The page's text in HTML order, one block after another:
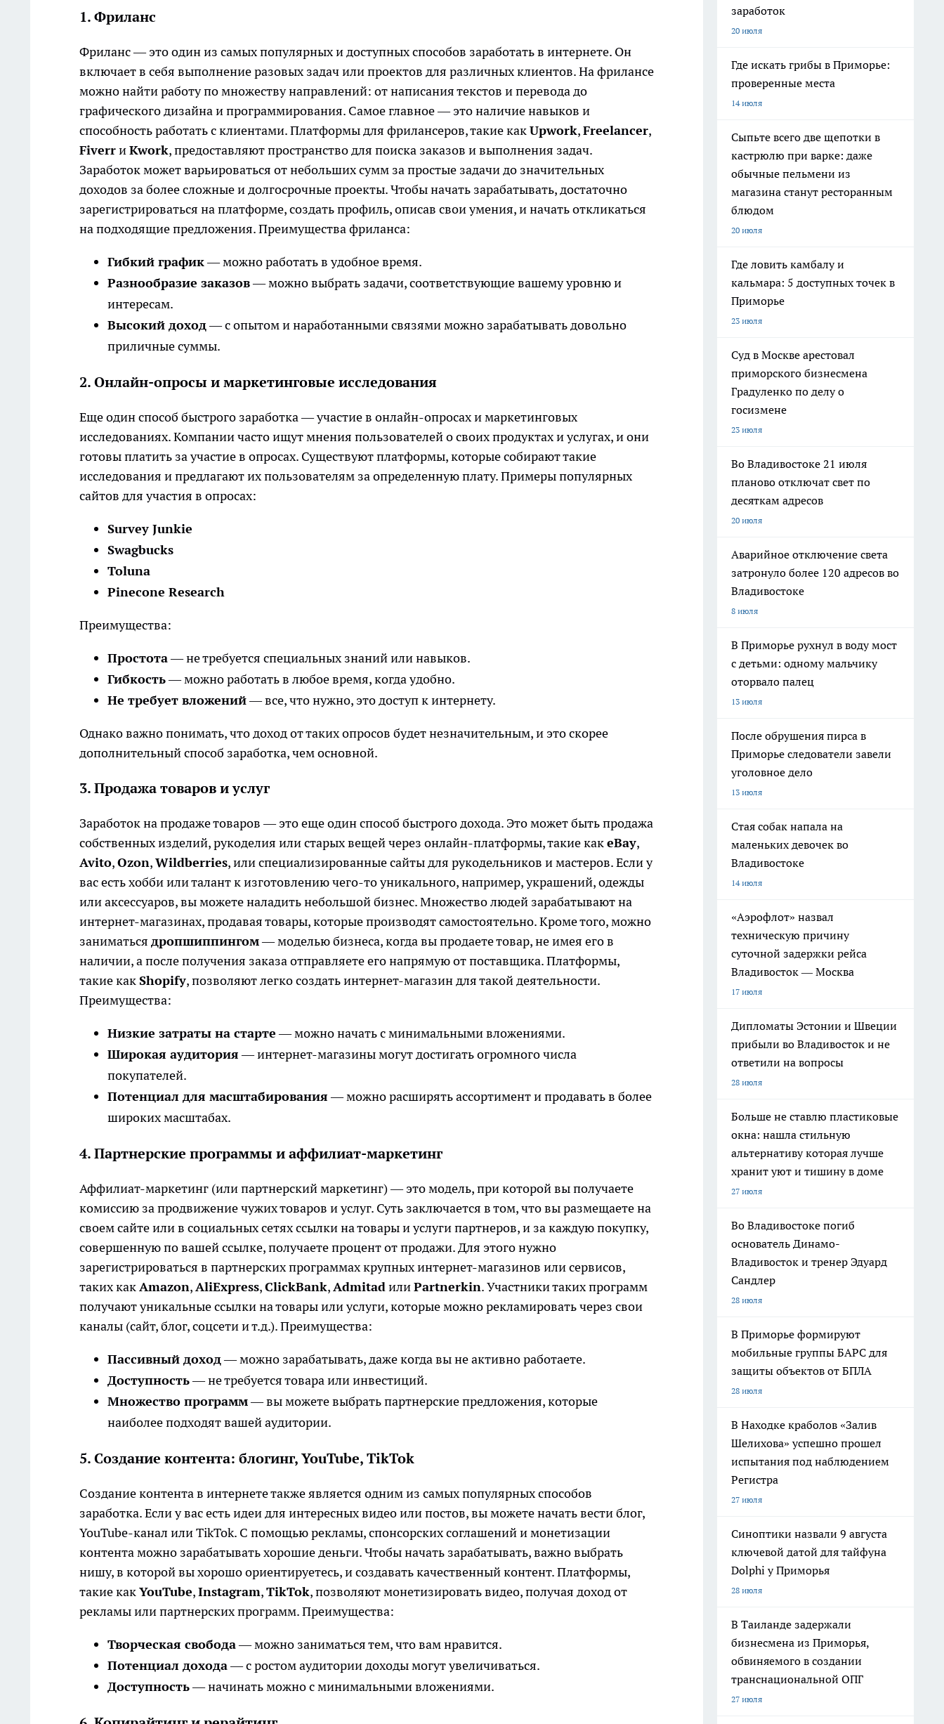
1. Фриланс
Фриланс — это один из самых популярных и доступных способов заработать в интернете. Он
включает в себя выполнение разовых задач или проектов для различных клиентов. На фрилансе
можно найти работу по множеству направлений: от написания текстов и перевода до
графического дизайна и программирования. Самое главное — это наличие навыков и
способность работать с клиентами. Платформы для фрилансеров, такие какUpwork,Freelancer,
FiverrиKwork, предоставляют пространство для поиска заказов и выполнения задач.
Заработок может варьироваться от небольших сумм за простые задачи до значительных
доходов за более сложные и долгосрочные проекты. Чтобы начать зарабатывать, достаточно
зарегистрироваться на платформе, создать профиль, описав свои умения, и начать откликаться
на подходящие предложения. Преимущества фриланса:
Гибкий график— можно работать в удобное время.
Разнообразие заказов— можно выбрать задачи, соответствующие вашему уровню и
интересам.
Высокий доход— с опытом и наработанными связями можно зарабатывать довольно
приличные суммы.
2. Онлайн-опросы и маркетинговые исследования
Еще один способ быстрого заработка — участие в онлайн-опросах и маркетинговых
исследованиях. Компании часто ищут мнения пользователей о своих продуктах и услугах, и они
готовы платить за участие в опросах. Существуют платформы, которые собирают такие
исследования и предлагают их пользователям за определенную плату. Примеры популярных
сайтов для участия в опросах:
Survey Junkie
Swagbucks
Toluna
Pinecone Research
Преимущества:
Простота— не требуется специальных знаний или навыков.
Гибкость— можно работать в любое время, когда удобно.
Не требует вложений— все, что нужно, это доступ к интернету.
Однако важно понимать, что доход от таких опросов будет незначительным, и это скорее
дополнительный способ заработка, чем основной.
3. Продажа товаров и услуг
Заработок на продаже товаров — это еще один способ быстрого дохода. Это может быть продажа
собственных изделий, рукоделия или старых вещей через онлайн-платформы, такие какeBay,
Avito,Ozon,Wildberries, или специализированные сайты для рукодельников и мастеров. Если у
вас есть хобби или талант к изготовлению чего-то уникального, например, украшений, одежды
или аксессуаров, вы можете наладить небольшой бизнес. Множество людей зарабатывают на
интернет-магазинах, продавая товары, которые производят самостоятельно. Кроме того, можно
заниматься дропшиппингом— моделью бизнеса, когда вы продаете товар, не имея его в
наличии, а после получения заказа отправляете его напрямую от поставщика. Платформы,
такие какShopify, позволяют легко создать интернет-магазин для такой деятельности.
Преимущества:
Низкие затраты на старте— можно начать с минимальными вложениями.
Широкая аудитория— интернет-магазины могут достигать огромного числа
покупателей.
Потенциал для масштабирования— можно расширять ассортимент и продавать в более
широких масштабах.
4. Партнерские программы и аффилиат-маркетинг
Аффилиат-маркетинг (или партнерский маркетинг) — это модель, при которой вы получаете
комиссию за продвижение чужих товаров и услуг. Суть заключается в том, что вы размещаете на
своем сайте или в социальных сетях ссылки на товары и услуги партнеров, и за каждую покупку,
совершенную по вашей ссылке, получаете процент от продажи. Для этого нужно
зарегистрироваться в партнерских программах крупных интернет-магазинов или сервисов,
таких какAmazon,AliExpress,ClickBank,AdmitadилиPartnerkin. Участники таких программ
получают уникальные ссылки на товары или услуги, которые можно рекламировать через свои
каналы (сайт, блог, соцсети и т.д.). Преимущества:
Пассивный доход— можно зарабатывать, даже когда вы не активно работаете.
Доступность— не требуется товара или инвестиций.
Множество программ— вы можете выбрать партнерские предложения, которые
наиболее подходят вашей аудитории.
5. Создание контента: блогинг, YouTube, TikTok
Создание контента в интернете также является одним из самых популярных способов
заработка. Если у вас есть идеи для интересных видео или постов, вы можете начать вести блог,
YouTube-канал или TikTok. С помощью рекламы, спонсорских соглашений и монетизации
контента можно зарабатывать хорошие деньги. Чтобы начать зарабатывать, важно выбрать
нишу, в которой вы хорошо ориентируетесь, и создавать качественный контент. Платформы,
такие какYouTube,Instagram,TikTok, позволяют монетизировать видео, получая доход от
рекламы или партнерских программ. Преимущества:
Творческая свобода— можно заниматься тем, что вам нравится.
Потенциал дохода— с ростом аудитории доходы могут увеличиваться.
Доступность— начинать можно с минимальными вложениями.
заработок
20 июля
Где искать грибы в Приморье:
проверенные места
14 июля
Сыпьте всего две щепотки в
кастрюлю при варке: даже
обычные пельмени из
магазина станут ресторанным
блюдом
20 июля
Где ловить камбалу и
кальмара: 5 доступных точек в
Приморье
23 июля
Суд в Москве арестовал
приморского бизнесмена
Градуленко по делу о
госизмене
23 июля
Во Владивостоке 21 июля
планово отключат свет по
десяткам адресов
20 июля
Аварийное отключение света
затронуло более 120 адресов во
Владивостоке
8 июля
В Приморье рухнул в воду мост
с детьми: одному мальчику
оторвало палец
13 июля
После обрушения пирса в
Приморье следователи завели
уголовное дело
13 июля
Стая собак напала на
маленьких девочек во
Владивостоке
14 июля
«Аэрофлот» назвал
техническую причину
суточной задержки рейса
Владивосток — Москва
17 июля
Дипломаты Эстонии и Швеции
прибыли во Владивосток и не
ответили на вопросы
28 июля
Больше не ставлю пластиковые
окна: нашла стильную
альтернативу которая лучше
хранит уют и тишину в доме
27 июля
Во Владивостоке погиб
основатель Динамо-
Владивосток и тренер Эдуард
Сандлер
28 июля
В Приморье формируют
мобильные группы БАРС для
защиты объектов от БПЛА
28 июля
В Находке краболов «Залив
Шелихова» успешно прошел
испытания под наблюдением
Регистра
27 июля
Синоптики назвали 9 августа
ключевой датой для тайфуна
Dolphi у Приморья
28 июля
В Таиланде задержали
бизнесмена из Приморья,
обвиняемого в создании
транснациональной ОПГ
27 июля